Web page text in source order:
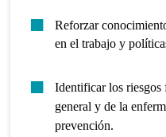
Reforzar
en el trabajo y
Identificar los riesgos
general y de la
prevención.